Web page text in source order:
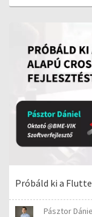
Próbáld ki a
Pásztor